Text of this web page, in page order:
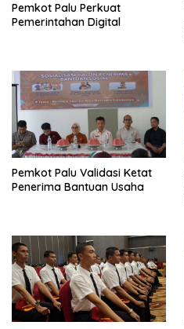
Pemkot Palu Perkuat
Pemerintahan Digital
Pemkot Palu Validasi Ketat
Penerima Bantuan Usaha